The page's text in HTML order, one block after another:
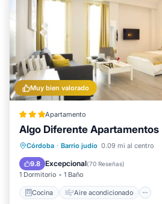
Muy bien valorado
Apartamento
Algo Diferente Apartamentos
Córdoba · Barrio judío 0.09 mi al centro
9.8 Excepcional(70 Reseñas)
1 Dormitorio 1 Baño
Cocina Aire acondicionado
Cocina Aire acondicionado
Apto para niños